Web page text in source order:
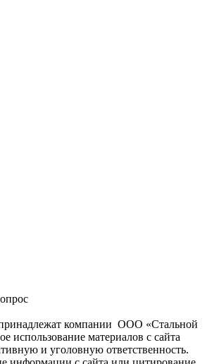
принадлежат компании ООО «Стальной
использование материалов с сайта
и уголовную ответственность.